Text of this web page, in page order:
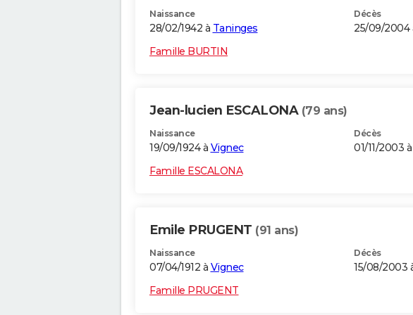
Naissance
28/02/1942 à Taninges
Décès
25/09/2004
Famille BURTIN
Jean-lucien ESCALONA (79 ans)
Naissance
19/09/1924 à Vignec
Décès
01/11/2003 à
Famille ESCALONA
Emile PRUGENT (91 ans)
Naissance
07/04/1912 à Vignec
Décès
15/08/2003
Famille PRUGENT